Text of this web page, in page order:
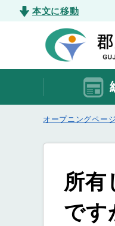
本文に移動
オープニングページ
所有
です